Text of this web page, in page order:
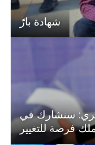
شهادة بارّ
سنشارك في
فرصة للتغيير